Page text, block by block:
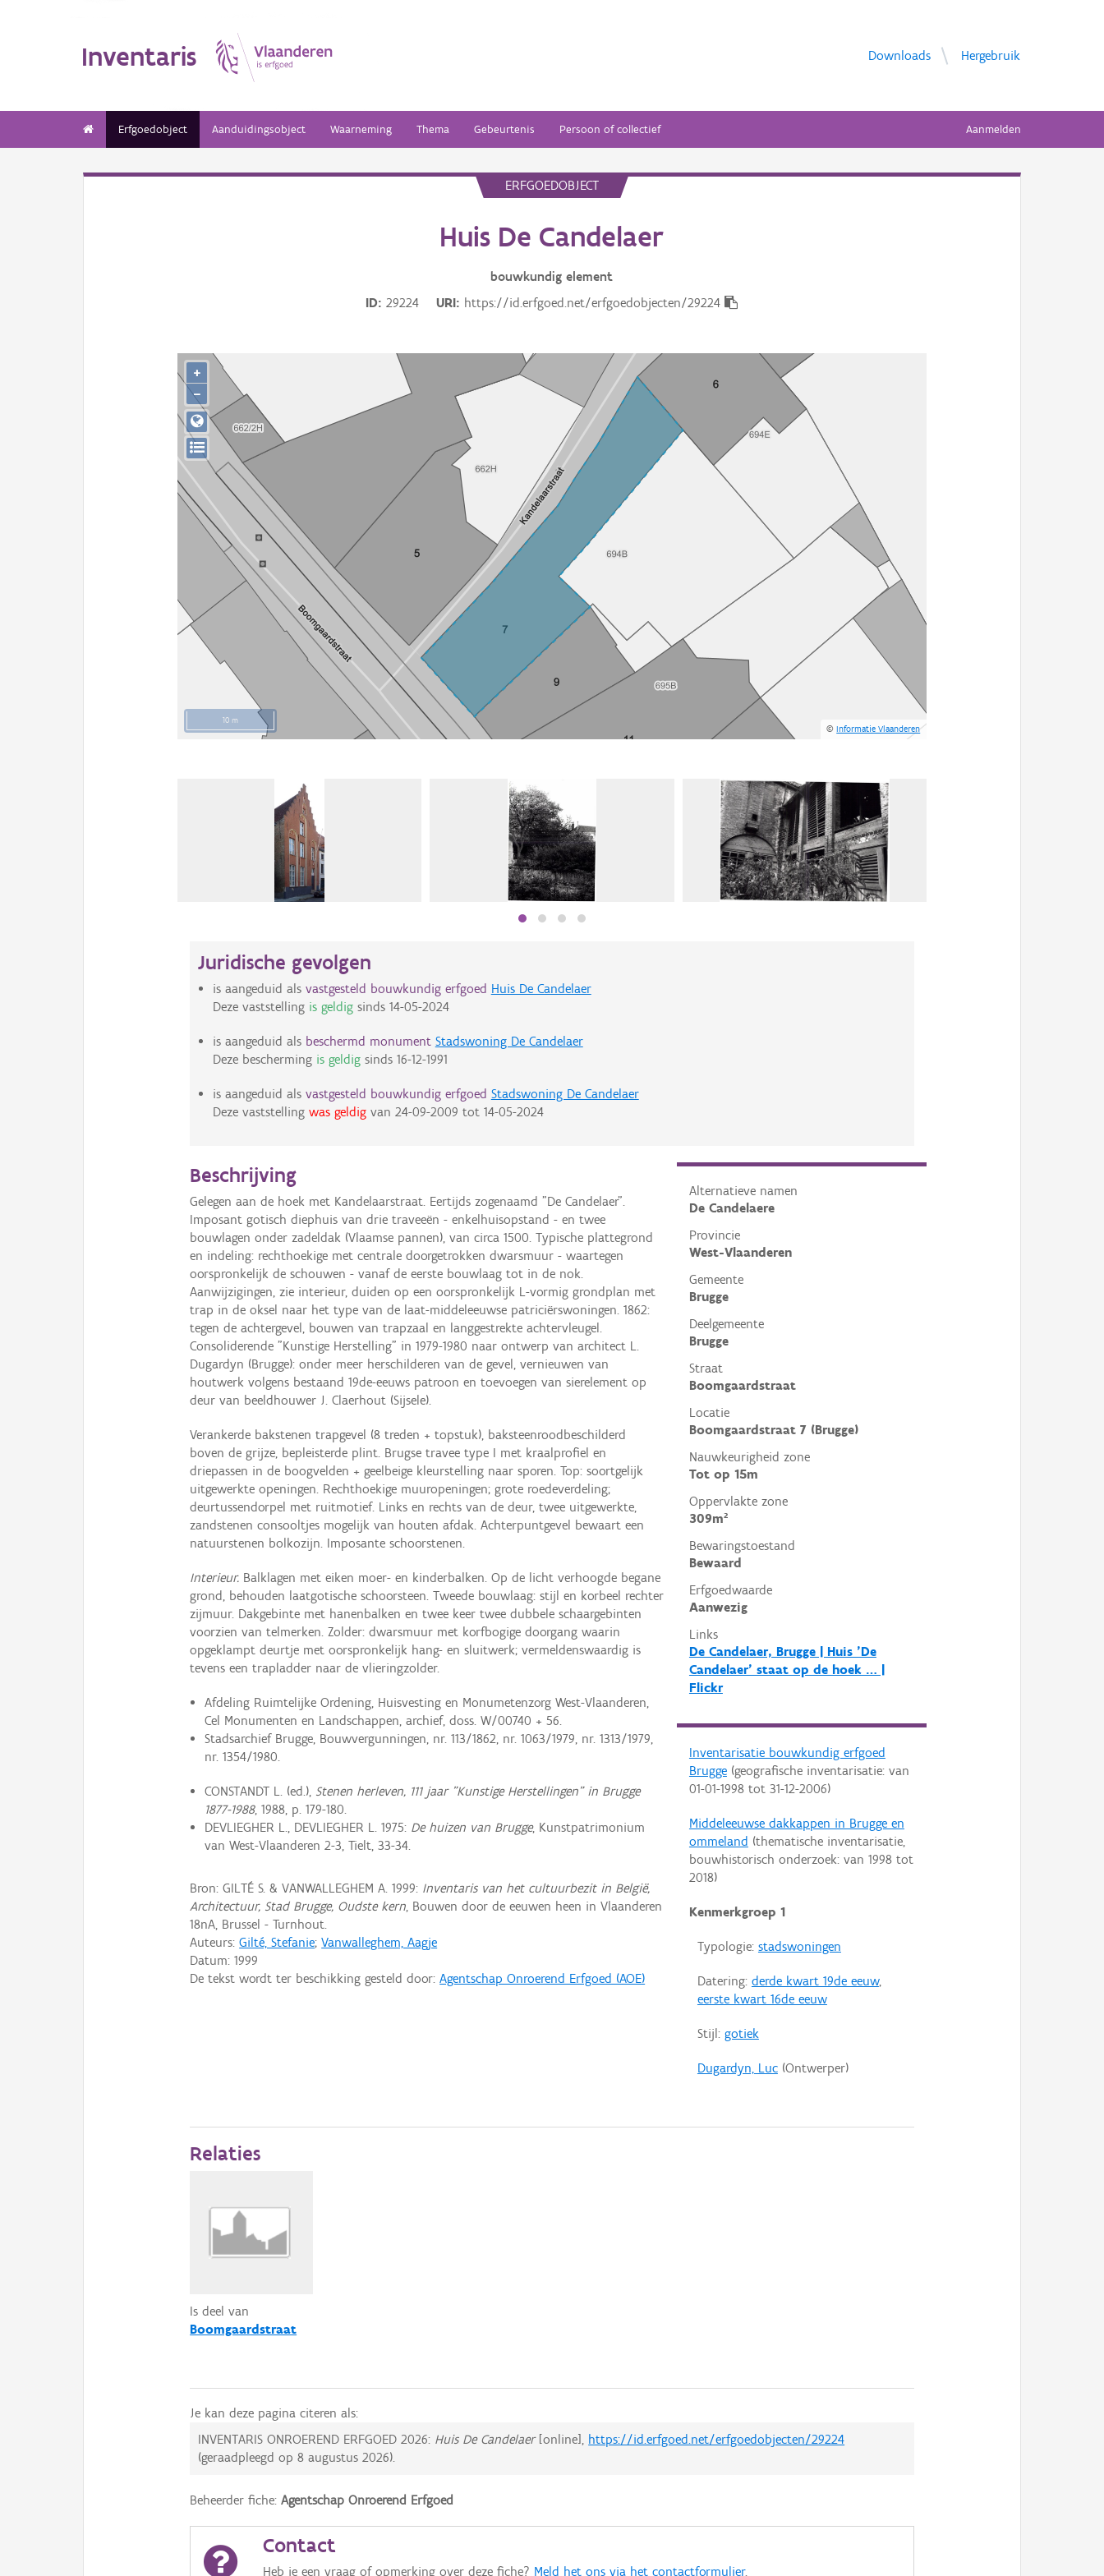
Inventaris Downloads Hergebruik
Erfgoedobject Aanduidingsobject Waarneming Thema Gebeurtenis Persoon of collectief Aanmelden
ERFGOEDOBJECT
Huis De Candelaer
bouwkundig element
ID
29224 URI https://id.erfgoed.net/erfgoedobjecten/29224
10 m
©Informatie Vlaanderen
+
−
Juridische gevolgen
is aangeduid als vastgesteld bouwkundig erfgoed Huis De Candelaer
Deze vaststelling is geldigsinds 14-05-2024
is aangeduid als beschermd monument Stadswoning De Candelaer
Deze bescherming is geldigsinds 16-12-1991
is aangeduid als vastgesteld bouwkundig erfgoed Stadswoning De Candelaer
Deze vaststelling was geldigvan 24-09-2009 tot 14-05-2024
Alternatieve namen
De Candelaere
Provincie
West-Vlaanderen
Gemeente
Brugge
Deelgemeente
Brugge
Straat
Boomgaardstraat
Locatie
Boomgaardstraat 7 (Brugge)
Nauwkeurigheid zone
Tot op 15m
Oppervlakte zone
309m²
Bewaringstoestand
Bewaard
Erfgoedwaarde
Aanwezig
Links
De Candelaer, Brugge | Huis 'De
Candelaer' staat op de hoek … |
Flickr
Inventarisatie bouwkundig erfgoed
Brugge(geografische inventarisatie: van
01-01-1998tot 31-12-2006)
Middeleeuwse dakkappen in Brugge en
ommeland (thematische inventarisatie,
bouwhistorisch onderzoek: van 1998tot
2018)
Kenmerkgroep 1
Typologie: stadswoningen
Datering: derde kwart 19de eeuw,
eerste kwart 16de eeuw
Stijl: gotiek
Dugardyn, Luc(Ontwerper)
Beschrijving
Gelegen aan de hoek met Kandelaarstraat. Eertijds zogenaamd "De Candelaer".
Imposant gotisch diephuis van drie traveeën - enkelhuisopstand - en twee
bouwlagen onder zadeldak (Vlaamse pannen), van circa 1500. Typische plattegrond
en indeling: rechthoekige met centrale doorgetrokken dwarsmuur - waartegen
oorspronkelijk de schouwen - vanaf de eerste bouwlaag tot in de nok.
Aanwijzigingen, zie interieur, duiden op een oorspronkelijk L-vormig grondplan met
trap in de oksel naar het type van de laat-middeleeuwse patriciërswoningen. 1862:
tegen de achtergevel, bouwen van trapzaal en langgestrekte achtervleugel.
Consoliderende "Kunstige Herstelling" in 1979-1980 naar ontwerp van architect L.
Dugardyn (Brugge): onder meer herschilderen van de gevel, vernieuwen van
houtwerk volgens bestaand 19de-eeuws patroon en toevoegen van sierelement op
deur van beeldhouwer J. Claerhout (Sijsele).
Verankerde bakstenen trapgevel (8 treden + topstuk), baksteenroodbeschilderd
boven de grijze, bepleisterde plint. Brugse travee type I met kraalprofiel en
driepassen in de boogvelden + geelbeige kleurstelling naar sporen. Top: soortgelijk
uitgewerkte openingen. Rechthoekige muuropeningen; grote roedeverdeling;
deurtussendorpel met ruitmotief. Links en rechts van de deur, twee uitgewerkte,
zandstenen consooltjes mogelijk van houten afdak. Achterpuntgevel bewaart een
natuurstenen bolkozijn. Imposante schoorstenen.
Interieur. Balklagen met eiken moer- en kinderbalken. Op de licht verhoogde begane
grond, behouden laatgotische schoorsteen. Tweede bouwlaag: stijl en korbeel rechter
zijmuur. Dakgebinte met hanenbalken en twee keer twee dubbele schaargebinten
voorzien van telmerken. Zolder: dwarsmuur met korfbogige doorgang waarin
opgeklampt deurtje met oorspronkelijk hang- en sluitwerk; vermeldenswaardig is
tevens een trapladder naar de vlieringzolder.
Afdeling Ruimtelijke Ordening, Huisvesting en Monumetenzorg West-Vlaanderen,
Cel Monumenten en Landschappen, archief, doss. W/00740 + 56.
Stadsarchief Brugge, Bouwvergunningen, nr. 113/1862, nr. 1063/1979, nr. 1313/1979,
nr. 1354/1980.
CONSTANDT L. (ed.), Stenen herleven, 111 jaar "Kunstige Herstellingen" in Brugge
1877-1988, 1988, p. 179-180.
DEVLIEGHER L., DEVLIEGHER L. 1975: De huizen van Brugge, Kunstpatrimonium
van West-Vlaanderen 2-3, Tielt, 33-34.
Bron: GILTÉ S. & VANWALLEGHEM A. 1999: Inventaris van het cultuurbezit in België,
Architectuur, Stad Brugge, Oudste kern, Bouwen door de eeuwen heen in Vlaanderen
18nA, Brussel - Turnhout.
Auteurs:Gilté, Stefanie;Vanwalleghem, Aagje
Datum:1999
De tekst wordt ter beschikking gesteld door:Agentschap Onroerend Erfgoed (AOE)
Relaties
Is deel van
Boomgaardstraat
Je kan deze pagina citeren als:
INVENTARIS ONROEREND ERFGOED 2026: Huis De Candelaer[online], https://id.erfgoed.net/erfgoedobjecten/29224
(geraadpleegd op8 augustus 2026).
Beheerder fiche:Agentschap Onroerend Erfgoed
Contact
Heb je een vraag of opmerking over deze fiche? Meld het ons via het contactformulier.